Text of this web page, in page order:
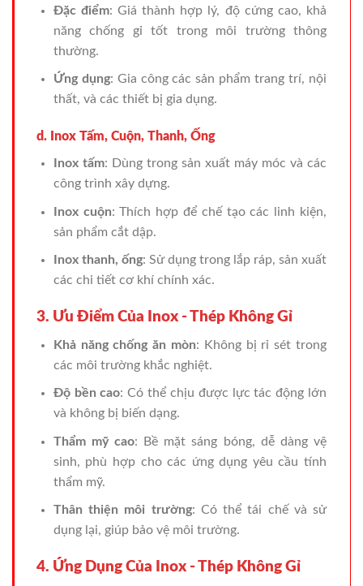
Đặc điểm: Giá thành hợp lý, độ cứng cao, khả
năng chống gỉ tốt trong môi trường thông
thường.
Ứng dụng: Gia công các sản phẩm trang trí, nội
thất, và các thiết bị gia dụng.
d. Inox Tấm, Cuộn, Thanh, Ống
Inox tấm: Dùng trong sản xuất máy móc và các
công trình xây dựng.
Inox cuộn: Thích hợp để chế tạo các linh kiện,
sản phẩm cắt dập.
Inox thanh, ống: Sử dụng trong lắp ráp, sản xuất
các chi tiết cơ khí chính xác.
3. Ưu Điểm Của Inox - Thép Không Gỉ
Khả năng chống ăn mòn: Không bị rỉ sét trong
các môi trường khắc nghiệt.
Độ bền cao: Có thể chịu được lực tác động lớn
và không bị biến dạng.
Thẩm mỹ cao: Bề mặt sáng bóng, dễ dàng vệ
sinh, phù hợp cho các ứng dụng yêu cầu tính
thẩm mỹ.
Thân thiện môi trường: Có thể tái chế và sử
dụng lại, giúp bảo vệ môi trường.
4. Ứng Dụng Của Inox - Thép Không Gỉ